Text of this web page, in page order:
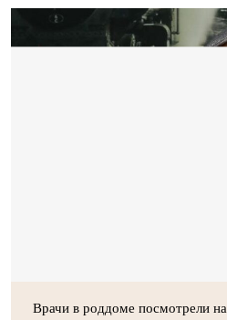
Врачи в роддоме посмотрели